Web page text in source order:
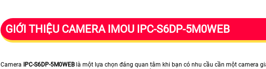
GIỚI THIỆU CAMERA IMOU IPC-S6DP-5M0WEB
Camera IPC-S6DP-5M0WEB là một lựa chọn đáng quan tâm khi bạn có nhu cầu cần một camera